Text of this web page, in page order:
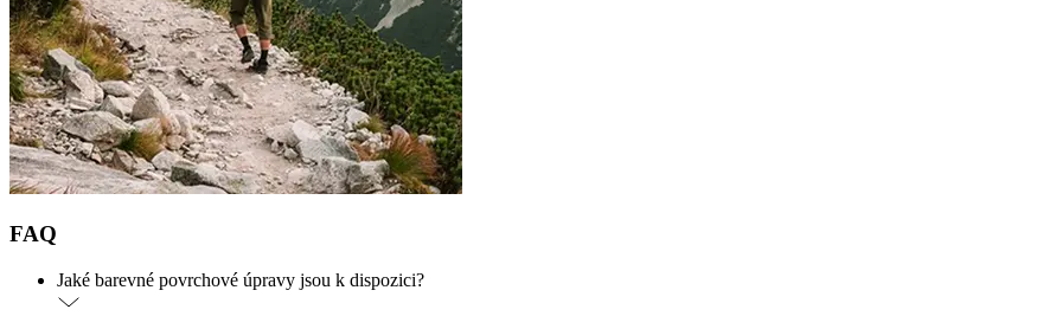
FAQ
Jaké barevné povrchové úpravy jsou k dispozici?